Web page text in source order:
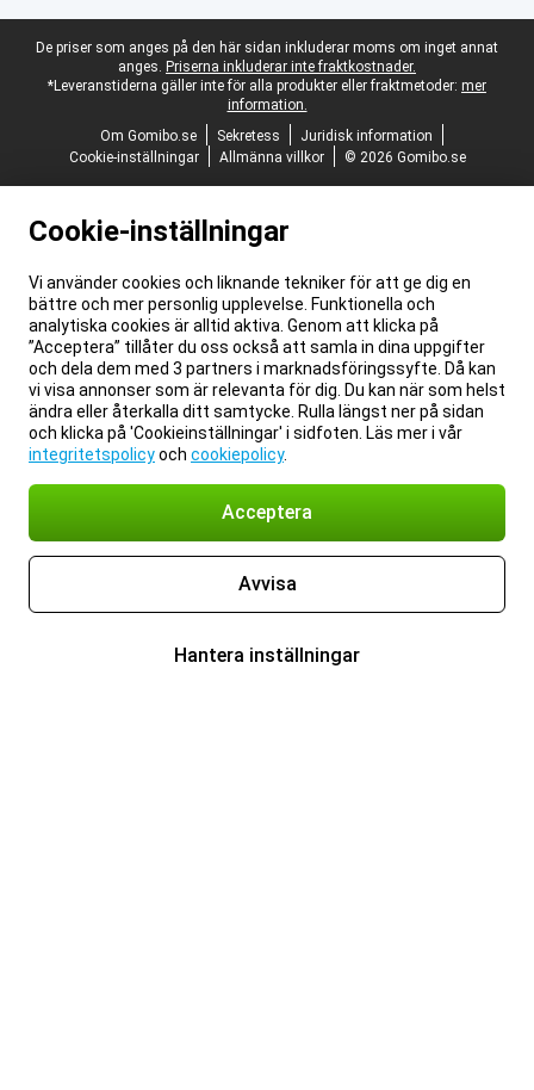
Juridisk fotnot
De priser som anges på den här sidan inkluderar moms om inget annat
anges. Priserna inkluderar inte fraktkostnader.
*Leveranstiderna gäller inte för alla produkter eller fraktmetoder: mer
information.
Om Gomibo.se
Sekretess
Juridisk information
Cookie-inställningar
Allmänna villkor © 2026 Gomibo.se
Cookie-inställningar
Vi använder cookies och liknande tekniker för att ge dig en
bättre och mer personlig upplevelse. Funktionella och
analytiska cookies är alltid aktiva. Genom att klicka på
”Acceptera” tillåter du oss också att samla in dina uppgifter
och dela dem med 3 partners i marknadsföringssyfte. Då kan
vi visa annonser som är relevanta för dig. Du kan när som helst
ändra eller återkalla ditt samtycke. Rulla längst ner på sidan
och klicka på 'Cookieinställningar' i sidfoten. Läs mer i vår
integritetspolicyoch cookiepolicy.
Acceptera
Avvisa
Hantera inställningar